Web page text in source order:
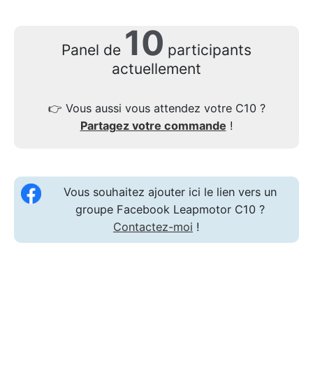
Panel de 10 participants
actuellement
👉 Vous aussi vous attendez votre C10 ?
Partagez votre commande !
Vous souhaitez ajouter ici le lien vers un
groupe Facebook Leapmotor C10 ?
Contactez-moi !